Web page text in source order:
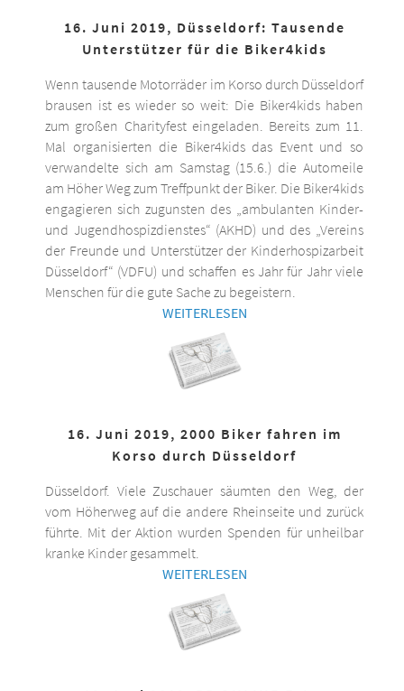
16. Juni 2019, Düsseldorf: Tausende
Unterstützer für die Biker4kids
Wenn tausende Motorräder im Korso durch Düsseldorf
brausen ist es wieder so weit: Die Biker4kids haben
zum großen Charityfest eingeladen. Bereits zum 11.
Mal organisierten die Biker4kids das Event und so
verwandelte sich am Samstag (15.6.) die Automeile
am Höher Weg zum Treffpunkt der Biker. Die Biker4kids
engagieren sich zugunsten des „ambulanten Kinder-
und Jugendhospizdienstes“ (AKHD) und des „Vereins
der Freunde und Unterstützer der Kinderhospizarbeit
Düsseldorf“ (VDFU) und schaffen es Jahr für Jahr viele
Menschen für die gute Sache zu begeistern.
WEITERLESEN
16. Juni 2019, 2000 Biker fahren im
Korso durch Düsseldorf
Düsseldorf. Viele Zuschauer säumten den Weg, der
vom Höherweg auf die andere Rheinseite und zurück
führte. Mit der Aktion wurden Spenden für unheilbar
kranke Kinder gesammelt.
WEITERLESEN